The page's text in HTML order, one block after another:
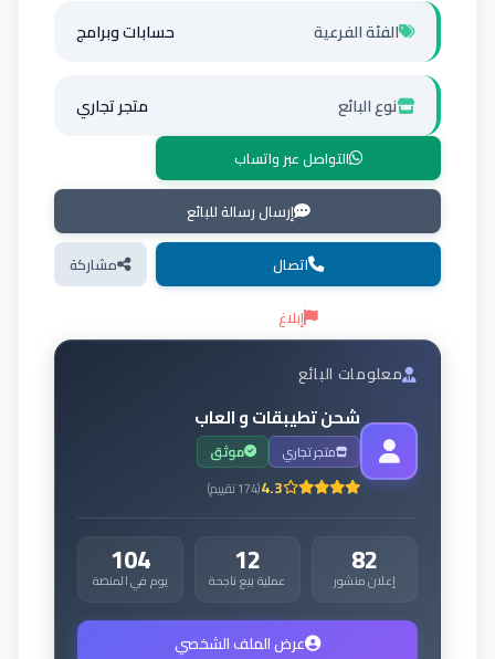
الفئة الفرعية حسابات وبرامج
نوع البائع متجر تجاري
التواصل عبر واتساب
إرسال رسالة للبائع
اتصال
مشاركة
إبلاغ
معلومات البائع
شحن تطيبقات و العاب
متجر تجاري موثق
4.3
(
174تقييم)
82
إعلان منشور 12
عملية بيع ناجحة 104
يوم في المنصة
عرض الملف الشخصي